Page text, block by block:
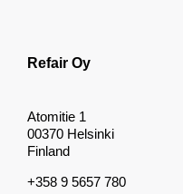
Refair Oy
Atomitie 1
00370 Helsinki
Finland
+358 9 5657 780